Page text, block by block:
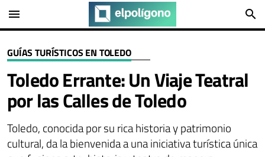
menu search
GUÍAS TURÍSTICOS EN TOLEDO
Toledo Errante: Un Viaje Teatral
por las Calles de Toledo
Toledo, conocida por su rica historia y patrimonio
cultural, da la bienvenida a una iniciativa turística única